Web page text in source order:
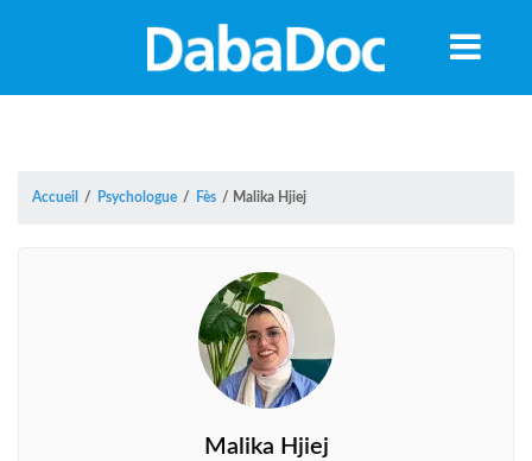
Accueil / Psychologue / Fès / Malika Hjiej
Malika Hjiej